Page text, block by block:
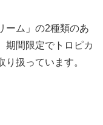
ーム」の2種類のあ
期間限定でトロピカ
扱っています。